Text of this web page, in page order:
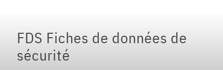
FDS Fiches de données de
sécurité